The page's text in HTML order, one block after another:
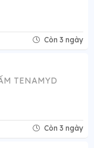
Còn 3 ngày
TENAMYD
Còn 3 ngày